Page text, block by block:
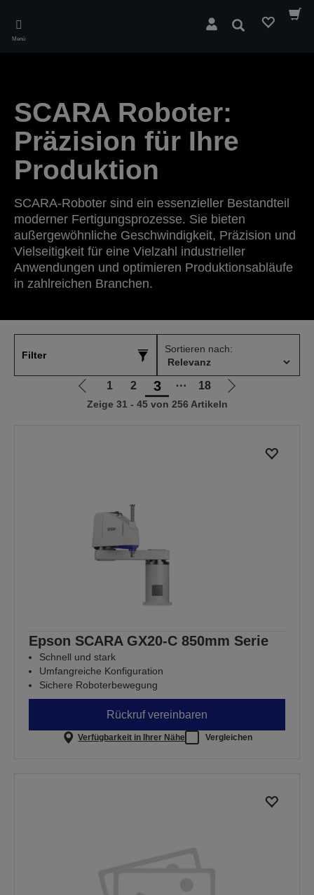
main
Menü
Suchen
SCARA Roboter:
Präzision für Ihre
Produktion
SCARA-Roboter sind ein essenzieller Bestandteil
moderner Fertigungsprozesse. Sie bieten
außergewöhnliche Geschwindigkeit, Präzision und
Vielseitigkeit für eine Vielzahl industrieller
Anwendungen und optimieren Produktionsabläufe
in zahlreichen Branchen.
Filter
Sortieren nach:
Zur
vorherigen
1 2 3 ⋯ 18
Zur
Zeige 31 - 45 von 256 Artikeln
Epson SCARA GX20-C 850mm Serie
Schnell und stark
Umfangreiche Konfiguration
Sichere Roboterbewegung
Rückruf vereinbaren
Verfügbarkeit in Ihrer Nähe Vergleichen